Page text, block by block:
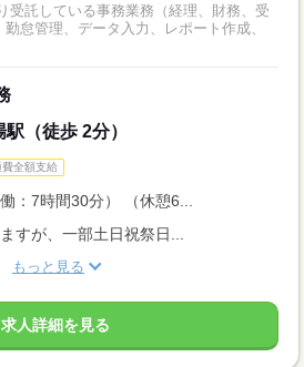
受託している事務業務（経理、財務、受
怠管理、データ入力、レポート作成、
（徒歩 2分）
費全額支給
：7時間30分） （休憩6...
すが、一部土日祝祭日...
もっと見る
求人詳細を見る